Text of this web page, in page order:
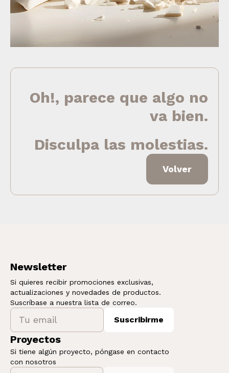
Oh!, parece que algo no
va bien.
Disculpa las molestias.
Volver
Newsletter
Si quieres recibir promociones exclusivas,
actualizaciones y novedades de productos.
Suscríbase a nuestra lista de correo.
Suscribirme
Proyectos
Si tiene algún proyecto, póngase en contacto
con nosotros